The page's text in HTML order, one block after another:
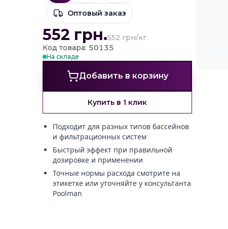
Оптовый заказ
552 грн.552 грн/кг
Код товара: 50135
На складе
Добавить в корзину
Купить в 1 клик
Подходит для разных типов бассейнов
и фильтрационных систем
Быстрый эффект при правильной
дозировке и применении
Точные нормы расхода смотрите на
этикетке или уточняйте у консультанта
Poolman